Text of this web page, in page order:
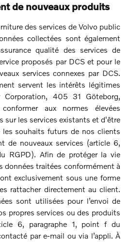
de nouveaux produits
des services de Volvo public
collectées sont également
qualité des services de
proposés par DCS et pour le
services connexes par DCS.
servent les intérêts légitimes
405 31 Göteborg,
aux normes élevées
sur les services existants et d'être
les souhaits futurs de nos clients
de nouveaux services (article 6,
RGPD). Afin de protéger la vie
données traitées conformément à
exclusivement sous une forme
rattacher directement au client.
sont utilisées pour l’envoi de
propres services ou des produits
6, paragraphe 1, point f du
par e-mail ou via l’appli. À